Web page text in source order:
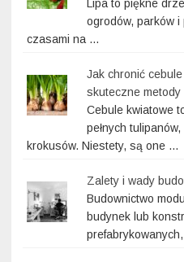
Lipa to piękne
ogrodów, parków
czasami na …
Jak chronić
skuteczne
Cebule kwiatowe
pełnych
krokusów. Niestety, są one …
Zalety i wady
Budownictwo
budynek lub